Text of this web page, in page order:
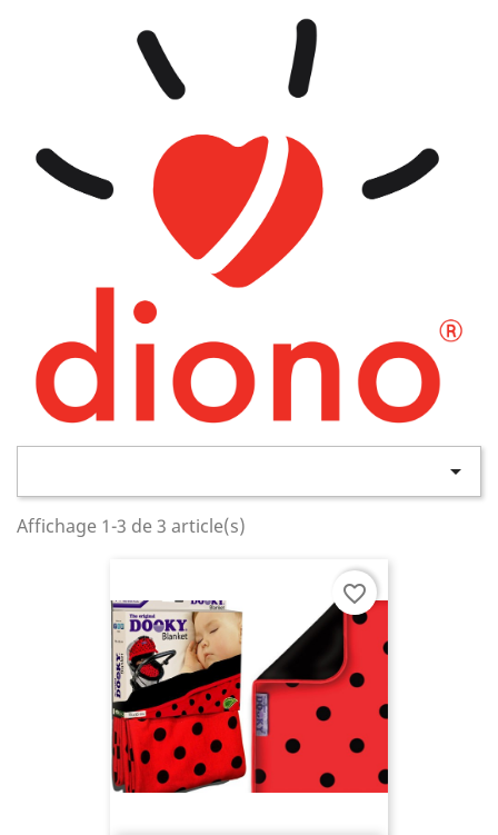

Affichage 1-3 de 3 article(s)
favorite_border